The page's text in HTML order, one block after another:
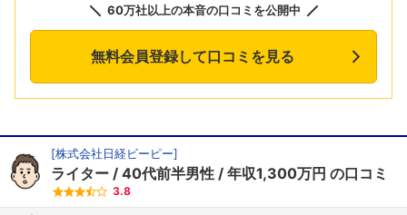
60万社以上の本音の口コミを公開中
無料会員登録して口コミを見る
[株式会社日経ビーピー]
ライター 40代前半男性 年収1,300万円 の口コミ
3.8